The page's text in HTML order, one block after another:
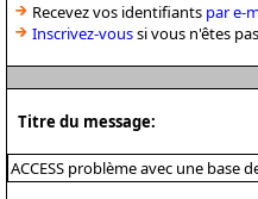
Recevez vos identifiants par e-
Inscrivez-voussi vous n'êtes
Titre du message: